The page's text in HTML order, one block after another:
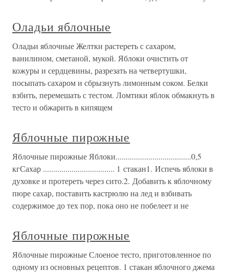
Оладьи яблочные
Оладьи яблочные Желтки растереть с сахаром,
ванилином, сметаной, мукой. Яблоки очистить от
кожуры и сердцевины, разрезать на четвертушки,
посыпать сахаром и сбрызнуть лимонным соком. Белки
взбить, перемешать с тестом. Ломтики яблок обмакнуть в
тесто и обжарить в кипящем
Яблочные пирожные
Яблочные пирожные Яблоки.....................................0,5
кгСахар ................................... 1 стакан1. Испечь яблоки в
духовке и протереть через сито.2. Добавить к яблочному
пюре сахар, поставить кастрюлю на лед и взбивать
содержимое до тех пор, пока оно не побелеет и не
Яблочные пирожные
Яблочные пирожные Слоеное тесто, приготовленное по
одному из основных рецептов. 1 стакан яблочного джема